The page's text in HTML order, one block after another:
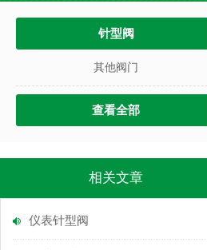
针型阀
其他阀门
查看全部
相关文章
仪表针型阀